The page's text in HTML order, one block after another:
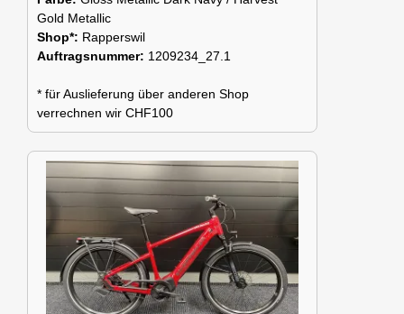
Gold Metallic
Shop*: Rapperswil
Auftragsnummer: 1209234_27.1
* für Auslieferung über anderen Shop
verrechnen wir CHF100